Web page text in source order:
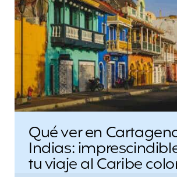
Qué ver en
Indias:
tu viaje al Caribe